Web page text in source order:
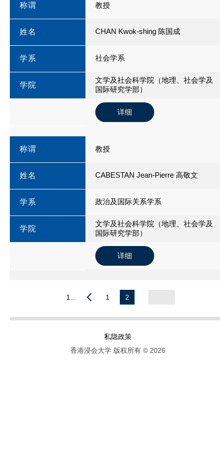
称谓 教授
姓名 CHAN Kwok-shing 陈国成
学系 社会学系
学院
文学及社会科学院（地理、社会学及
国际研究学部）
详细
称谓 教授
姓名 CABESTAN Jean-Pierre 高敬文
学系 政治及国际关系学系
学院
文学及社会科学院（地理、社会学及
国际研究学部）
详细
1... 1 2
私隐政策
香港浸会大学 版权所有 © 2026